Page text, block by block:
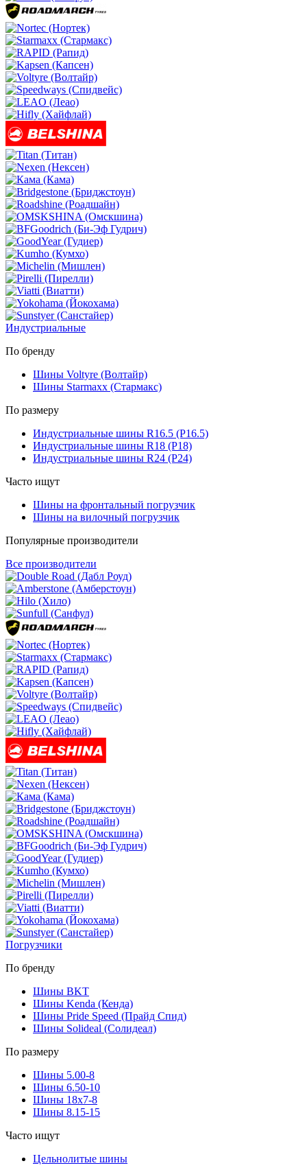
Индустриальные
По бренду
Шины Voltyre (Волтайр)
Шины Starmaxx (Стармакс)
По размеру
Индустриальные шины R16.5 (Р16.5)
Индустриальные шины R18 (Р18)
Индустриальные шины R24 (Р24)
Часто ищут
Шины на фронтальный погрузчик
Шины на вилочный погрузчик
Популярные производители
Все производители
Погрузчики
По бренду
Шины BKT
Шины Kenda (Кенда)
Шины Pride Speed (Прайд Спид)
Шины Solideal (Солидеал)
По размеру
Шины 5.00-8
Шины 6.50-10
Шины 18x7-8
Шины 8.15-15
Часто ищут
Цельнолитые шины